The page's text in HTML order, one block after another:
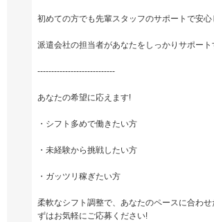
初めての方でも先輩スタッフのサポートで安
派遣会社の担当者があなたをしっかりサポート
----------------------------
あなたの希望に応えます!
・シフト多めで働きたい方
・未経験から挑戦したい方
・ガッツリ稼ぎたい方
柔軟なシフト調整で、あなたのペースに合わせ
ずはお気軽にご応募ください!